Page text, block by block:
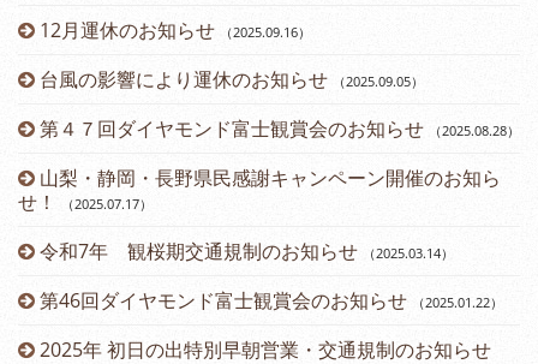
12月運休のお知らせ （2025.09.16）
台風の影響により運休のお知らせ （2025.09.05）
第４７回ダイヤモンド富士観賞会のお知らせ （2025.08.28）
山梨・静岡・長野県民感謝キャンペーン開催のお知ら
せ！
（2025.07.17）
令和7年 観桜期交通規制のお知らせ （2025.03.14）
第46回ダイヤモンド富士観賞会のお知らせ （2025.01.22）
2025年 初日の出特別早朝営業・交通規制のお知らせ